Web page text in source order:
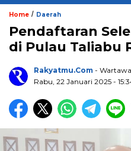
Home / Daerah
Pendaftaran
di Pulau Taliabu
Rakyatmu.com -
Rabu, 22 Januari 2025 -